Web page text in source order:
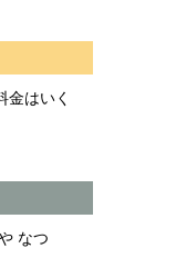
金はいく
なつ